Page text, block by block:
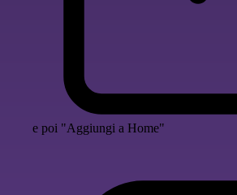
e poi "Aggiungi a Home"